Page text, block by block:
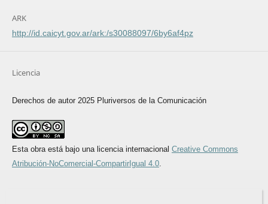
ARK
http://id.caicyt.gov.ar/ark:/s30088097/6by6af4pz
Licencia
Derechos de autor 2025 Pluriversos de la Comunicación
Esta obra está bajo una licencia internacional Creative Commons
Atribución-NoComercial-CompartirIgual 4.0.